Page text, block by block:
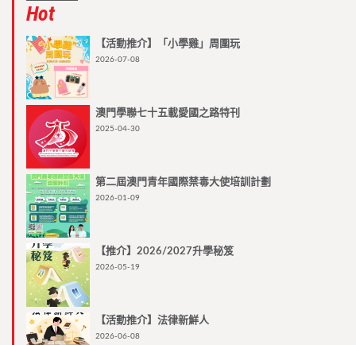
Hot
【活動推介】「小學雞」周圍玩
2026-07-08
澳門學聯七十五載愛國之路特刊
2025-04-30
第二屆澳門青年國際禁毒大使培訓計劃
2026-01-09
【推介】2026/2027升學秘笈
2026-05-19
【活動推介】法律新鮮人
2026-06-08